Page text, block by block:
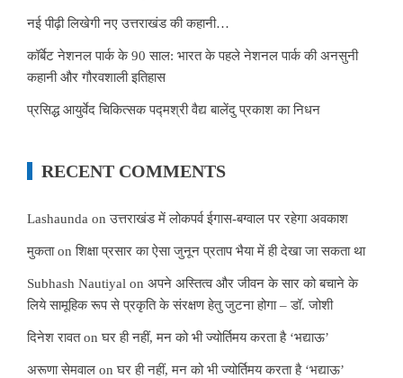
नई पीढ़ी लिखेगी नए उत्तराखंड की कहानी…
कॉर्बेट नेशनल पार्क के 90 साल: भारत के पहले नेशनल पार्क की अनसुनी
कहानी और गौरवशाली इतिहास
प्रसिद्ध आयुर्वेद चिकित्सक पद्मश्री वैद्य बालेंदु प्रकाश का निधन
RECENT COMMENTS
Lashaunda onउत्तराखंड में लोकपर्व ईगास-बग्वाल पर रहेगा अवकाश
मुकताonशिक्षा प्रसार का ऐसा जुनून प्रताप भैया में ही देखा जा सकता था
Subhash Nautiyal on अपने अस्तित्व और जीवन के सार को बचाने के
लिये सामूहिक रूप से प्रकृति के संरक्षण हेतु जुटना होगा – डॉ. जोशी
दिनेश रावतonघर ही नहीं, मन को भी ज्योर्तिमय करता है ‘भद्याऊ’
अरूणा सेमवाल onघर ही नहीं, मन को भी ज्योर्तिमय करता है ‘भद्याऊ’